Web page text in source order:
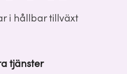
i hållbar tillväxt
tjänster